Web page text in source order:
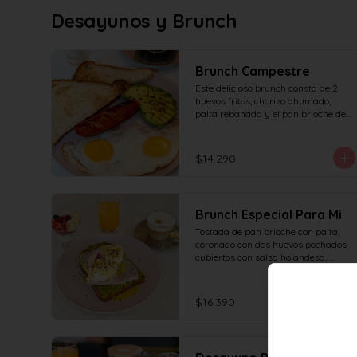
Desayunos y Brunch
Brunch Campestre
Este delicioso brunch consta de 2
huevos fritos, chorizo ahumado,
palta rebanada y el pan brioche de
(el café puede ser doble por $1.000
adicionales) + yogur griego con
$14.290
Brunch Especial Para Mi
Tostada de pan brioche con palta,
coronado con dos huevos pochados
cubiertos con salsa holandesa,
decorado con sésamo + una
queso, prosciutto o tocino) incluye
café simple o té tradicional (el café
$16.390